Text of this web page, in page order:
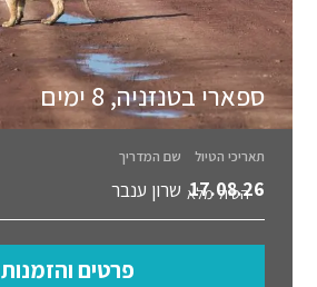
ספארי בטנזניה, 8 ימים
תאריכי הטיול שם המדריך
17.08.26 שרון ענבר הטיול מלא
פרטים והזמנות